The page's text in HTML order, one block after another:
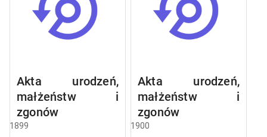
Akta urodzeń,
małżeństw i
zgonów
1899
Akta urodzeń,
małżeństw i
zgonów
1900